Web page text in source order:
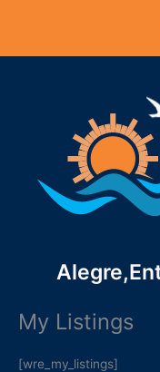
My Listings
[wre_my_listings]